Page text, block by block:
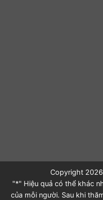
Copyright
"*" Hiệu quả có thể khác
của mỗi người. Sau khi